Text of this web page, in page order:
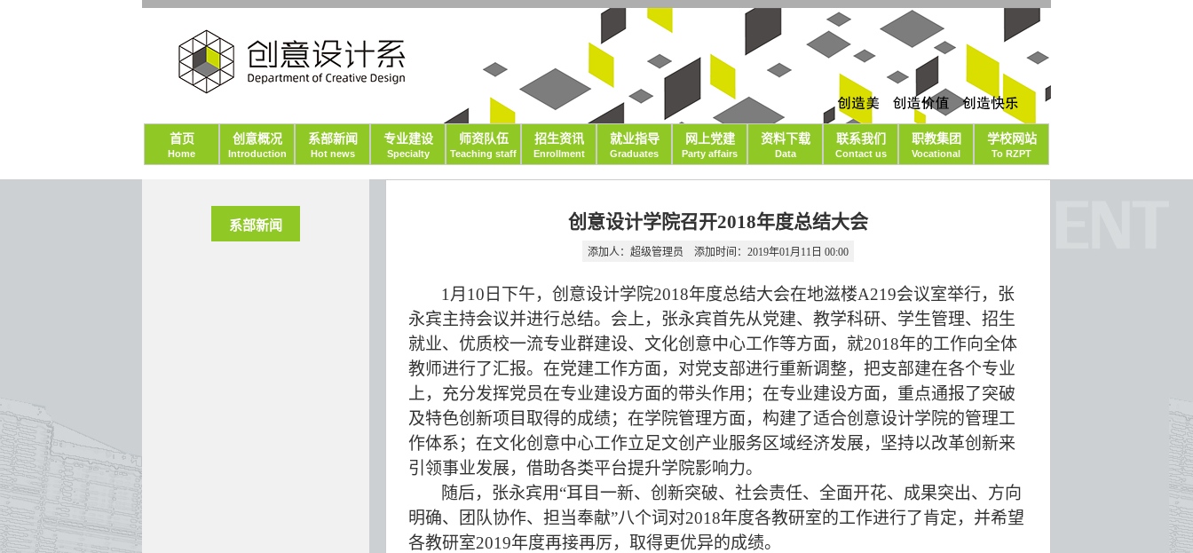
首页
Home
创意概况
Introduction
系部新闻
Hot news
专业建设
Specialty
师资队伍
Teaching staff
招生资讯
Enrollment
就业指导
Graduates
网上党建
Party affairs
资料下载
Data
联系我们
Contact us
职教集团
Vocational
学校网站
To RZPT
系部新闻 创意设计学院召开2018年度总结大会
添加人：超级管理员 添加时间：2019年01月11日 00:00
1月10日下午，创意设计学院2018年度总结大会在地滋楼A219会议室举行，张
永宾主持会议并进行总结。会上，张永宾首先从党建、教学科研、学生管理、招生
就业、优质校一流专业群建设、文化创意中心工作等方面，就2018年的工作向全体
教师进行了汇报。在党建工作方面，对党支部进行重新调整，把支部建在各个专业
上，充分发挥党员在专业建设方面的带头作用；在专业建设方面，重点通报了突破
及特色创新项目取得的成绩；在学院管理方面，构建了适合创意设计学院的管理工
作体系；在文化创意中心工作立足文创产业服务区域经济发展，坚持以改革创新来
引领事业发展，借助各类平台提升学院影响力。
随后，张永宾用“耳目一新、创新突破、社会责任、全面开花、成果突出、方向
明确、团队协作、担当奉献”八个词对2018年度各教研室的工作进行了肯定，并希望
各教研室2019年度再接再厉，取得更优异的成绩。